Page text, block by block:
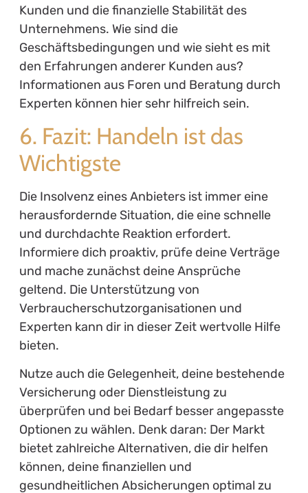
Kunden und die finanzielle Stabilität des
Unternehmens. Wie sind die
Geschäftsbedingungen und wie sieht es mit
den Erfahrungen anderer Kunden aus?
Informationen aus Foren und Beratung durch
Experten können hier sehr hilfreich sein.
6. Fazit: Handeln ist das
Wichtigste
Die Insolvenz eines Anbieters ist immer eine
herausfordernde Situation, die eine schnelle
und durchdachte Reaktion erfordert.
Informiere dich proaktiv, prüfe deine Verträge
und mache zunächst deine Ansprüche
geltend. Die Unterstützung von
Verbraucherschutzorganisationen und
Experten kann dir in dieser Zeit wertvolle Hilfe
bieten.
Nutze auch die Gelegenheit, deine bestehende
Versicherung oder Dienstleistung zu
überprüfen und bei Bedarf besser angepasste
Optionen zu wählen. Denk daran: Der Markt
bietet zahlreiche Alternativen, die dir helfen
können, deine finanziellen und
gesundheitlichen Absicherungen optimal zu